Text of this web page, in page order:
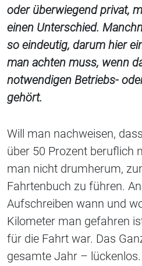
oder überwiegend privat,
einen Unterschied.
so eindeutig, darum hier
man achten muss, wenn
notwendigen Betriebs-
gehört.
Will man nachweisen,
über 50 Prozent beruflich
man nicht drumherum,
Fahrtenbuch zu führen.
Aufschreiben wann und
Kilometer man gefahren
für die Fahrt war. Das
gesamte Jahr –